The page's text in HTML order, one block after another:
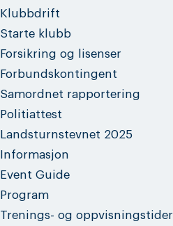
Klubbdrift
Starte klubb
Forsikring og lisenser
Forbundskontingent
Samordnet rapportering
Politiattest
Landsturnstevnet 2025
Informasjon
Event Guide
Program
Trenings- og oppvisningstider